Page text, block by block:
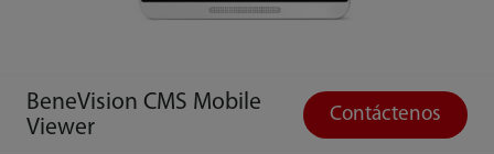
BeneVision CMS Mobile
Viewer
Contáctenos